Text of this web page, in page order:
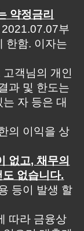
약정금리
2021.07.07부
한함. 이자는
객님의 개인
과 및 한도는
자 등은 대
의 이익을 상
없고, 채무의
없습니다.
등이 발생 할
따라 금융상